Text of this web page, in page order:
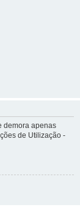
demora apenas
de Utilização -